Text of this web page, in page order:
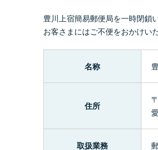
豊川上宿簡易郵便局を一時閉鎖
お客さまにはご不便をおかけい
名称
住所
取扱業務